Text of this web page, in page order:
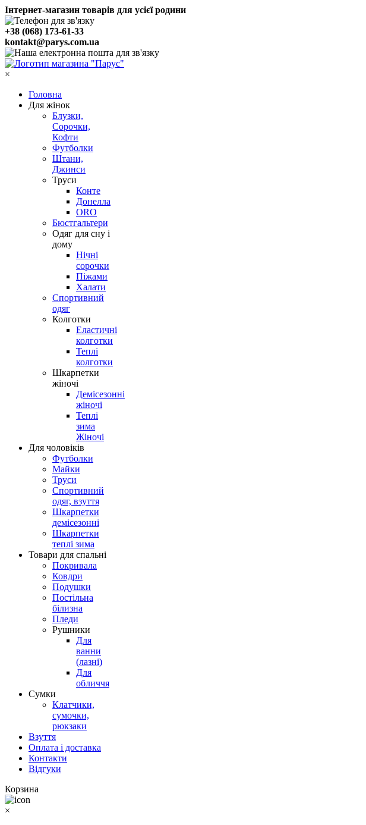
Інтернет-магазин товарів для усієї родини
+38 (068) 173-61-33
kontakt@parys.com.ua
×
Головна
Для жінок
Блузки,
Сорочки,
Кофти
Футболки
Штани,
Джинси
Труси
Конте
Донелла
ORO
Бюстгальтери
Одяг для сну і
дому
Нічні
сорочки
Піжами
Халати
Спортивний
одяг
Колготки
Еластичні
колготки
Теплі
колготки
Шкарпетки
жіночі
Демісезонні
жіночі
Теплі
зима
Жіночі
Для чоловіків
Футболки
Майки
Труси
Спортивний
одяг, взуття
Шкарпетки
демісезонні
Шкарпетки
теплі зима
Товари для спальні
Покривала
Ковдри
Подушки
Постільна
білизна
Пледи
Рушники
Для
ванни
(лазні)
Для
обличчя
Сумки
Клатчики,
сумочки,
рюкзаки
Взуття
Оплата і доставка
Контакти
Відгуки
Корзина
×